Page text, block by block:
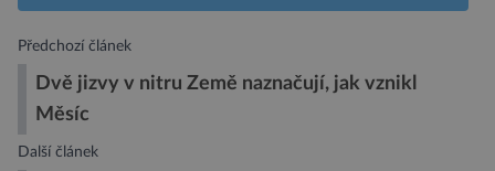
Předchozí článek
Dvě jizvy v nitru Země naznačují, jak vznikl
Měsíc
Další článek